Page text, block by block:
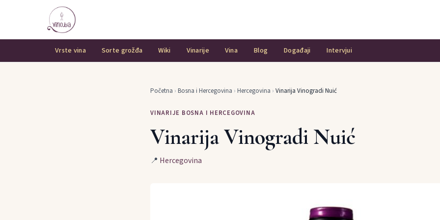
Vrste vina Sorte grožđa Wiki Vinarije Vina Blog Događaji Intervjui
Početna › Bosna i Hercegovina › Hercegovina › Vinarija Vinogradi Nuić
VINARIJE BOSNA I HERCEGOVINA
Vinarija Vinogradi Nuić
📍 Hercegovina